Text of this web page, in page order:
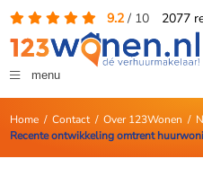
9.2/ 10 2077
menu
Home/ Contact/ Over 123Wonen /
Recente ontwikkeling omtrent